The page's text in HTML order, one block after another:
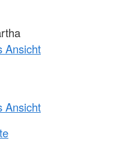
Ansicht
Ansicht